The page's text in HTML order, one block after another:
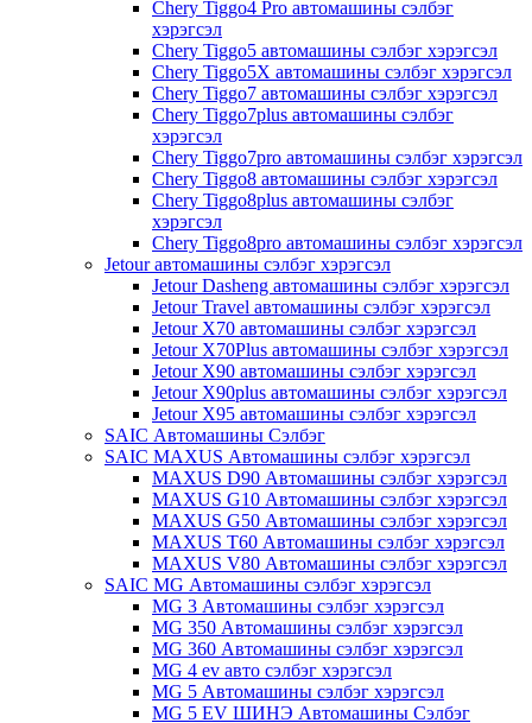
Chery Tiggo4 Pro автомашины сэлбэг
хэрэгсэл
Chery Tiggo5 автомашины сэлбэг хэрэгсэл
Chery Tiggo5X автомашины сэлбэг хэрэгсэл
Chery Tiggo7 автомашины сэлбэг хэрэгсэл
Chery Tiggo7plus автомашины сэлбэг
хэрэгсэл
Chery Tiggo7pro автомашины сэлбэг хэрэгсэл
Chery Tiggo8 автомашины сэлбэг хэрэгсэл
Chery Tiggo8plus автомашины сэлбэг
хэрэгсэл
Chery Tiggo8pro автомашины сэлбэг хэрэгсэл
Jetour автомашины сэлбэг хэрэгсэл
Jetour Dasheng автомашины сэлбэг хэрэгсэл
Jetour Travel автомашины сэлбэг хэрэгсэл
Jetour X70 автомашины сэлбэг хэрэгсэл
Jetour X70Plus автомашины сэлбэг хэрэгсэл
Jetour X90 автомашины сэлбэг хэрэгсэл
Jetour X90plus автомашины сэлбэг хэрэгсэл
Jetour X95 автомашины сэлбэг хэрэгсэл
SAIC Автомашины Сэлбэг
SAIC MAXUS Автомашины сэлбэг хэрэгсэл
MAXUS D90 Автомашины сэлбэг хэрэгсэл
MAXUS G10 Автомашины сэлбэг хэрэгсэл
MAXUS G50 Автомашины сэлбэг хэрэгсэл
MAXUS T60 Автомашины сэлбэг хэрэгсэл
MAXUS V80 Автомашины сэлбэг хэрэгсэл
SAIC MG Автомашины сэлбэг хэрэгсэл
MG 3 Автомашины сэлбэг хэрэгсэл
MG 350 Автомашины сэлбэг хэрэгсэл
MG 360 Автомашины сэлбэг хэрэгсэл
MG 4 ev авто сэлбэг хэрэгсэл
MG 5 Автомашины сэлбэг хэрэгсэл
MG 5 EV ШИНЭ Автомашины Сэлбэг